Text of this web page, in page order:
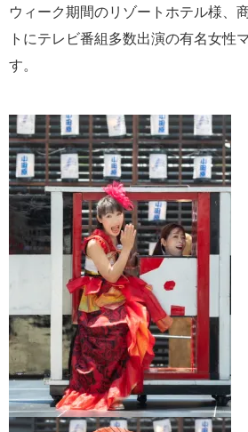
ウィーク期間のリゾートホテル様、
トにテレビ番組多数出演の有名女性
す。